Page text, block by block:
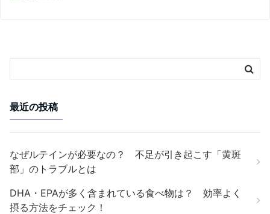
最近の投稿
なぜルテインが必要なの？ 不足が引き起こす「黄斑
部」のトラブルとは
DHA・EPAが多く含まれている食べ物は？ 効率よく
摂る方法をチェック！